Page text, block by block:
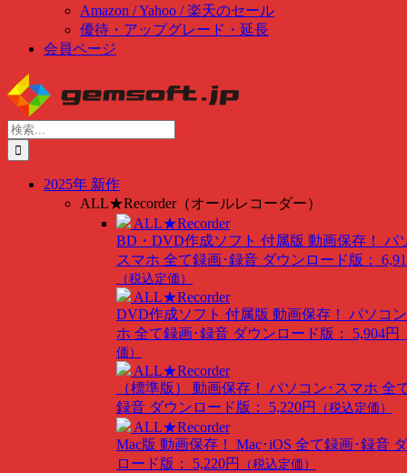
Amazon / Yahoo / 楽天のセール
優待・アップグレード・延長
会員ページ
Skip
to
content
検
索
…
2025年 新作
ALL★Recorder（オールレコーダー）
ALL★Recorder
BD・DVD作成ソフト 付属版 動画保存！ パ
スマホ 全て録画･録音 ダウンロード版：
（税込定価）
ALL★Recorder
DVD作成ソフト 付属版 動画保存！ パソコ
ホ 全て録画･録音 ダウンロード版： 5,904円
価）
ALL★Recorder
（標準版） 動画保存！ パソコン･スマホ 全
録音 ダウンロード版： 5,220円 （税込定価）
ALL★Recorder
Mac版 動画保存！ Mac･iOS 全て録画･録音
ロード版： 5,220円
（税込定価）